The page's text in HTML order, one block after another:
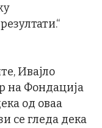
Ивајло
на Фондација
од оваа
се гледа дека